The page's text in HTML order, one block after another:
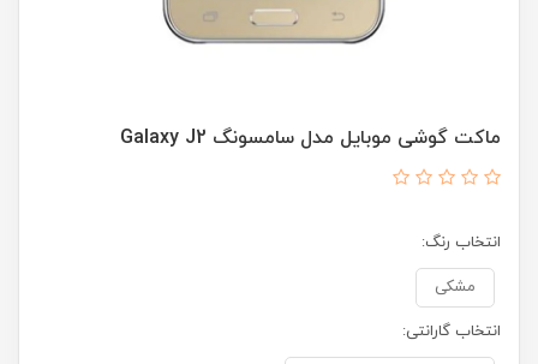
ماکت گوشی موبایل مدل سامسونگ Galaxy J2
انتخاب رنگ:
مشکی
انتخاب گارانتی: